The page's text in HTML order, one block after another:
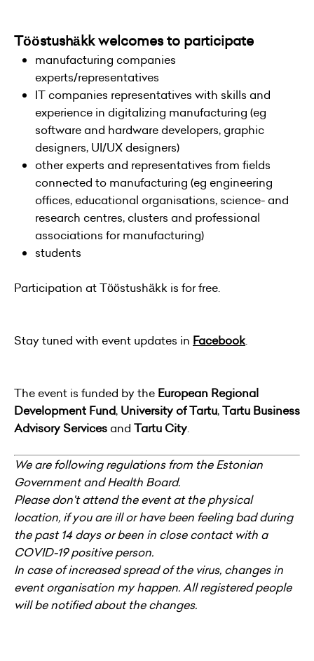
Tööstushäkk welcomes to participate
manufacturing companies
experts/representatives
IT companies representatives with skills and
experience in digitalizing manufacturing (eg
software and hardware developers, graphic
designers, UI/UX designers)
other experts and representatives from fields
connected to manufacturing (eg engineering
offices, educational organisations, science- and
research centres, clusters and professional
associations for manufacturing)
students
Participation at Tööstushäkk is for free.
Stay tuned with event updates in Facebook.
The event is funded by the European Regional
Development Fund, University of Tartu,Tartu Business
Advisory Servicesand Tartu City.
We are following regulations from the Estonian
Government and Health Board.
Please don't attend the event at the physical
location, if you are ill or have been feeling bad during
the past 14 days or been in close contact with a
COVID-19 positive person.
In case of increased spread of the virus, changes in
event organisation my happen. All registered people
will be notified about the changes.